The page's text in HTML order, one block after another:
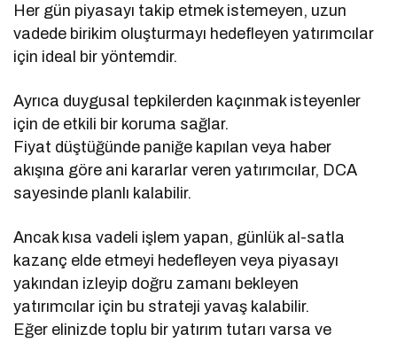
Her gün piyasayı takip etmek istemeyen, uzun
vadede birikim oluşturmayı hedefleyen yatırımcılar
için ideal bir yöntemdir.
Ayrıca duygusal tepkilerden kaçınmak isteyenler
için de etkili bir koruma sağlar.
Fiyat düştüğünde paniğe kapılan veya haber
akışına göre ani kararlar veren yatırımcılar, DCA
sayesinde planlı kalabilir.
Ancak kısa vadeli işlem yapan, günlük al-satla
kazanç elde etmeyi hedefleyen veya piyasayı
yakından izleyip doğru zamanı bekleyen
yatırımcılar için bu strateji yavaş kalabilir.
Eğer elinizde toplu bir yatırım tutarı varsa ve